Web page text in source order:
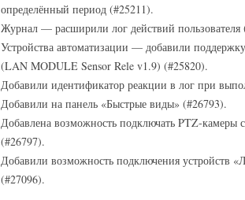
определённый период (#25211).
Журнал — расширили лог действий пользователя
Устройства автоматизации — добавили
(LAN MODULE Sensor Rele v1.9) (#25820).
Добавили идентификатор реакции в лог при
Добавили на панель «Быстрые виды» (#26793).
Добавлена возможность подключать PTZ‑камеры
(#26797).
Добавили возможность подключения устройств
(#27096).